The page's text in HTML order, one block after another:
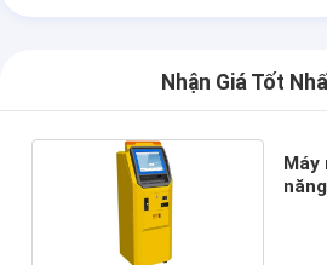
Nhận Giá Tốt
Máy